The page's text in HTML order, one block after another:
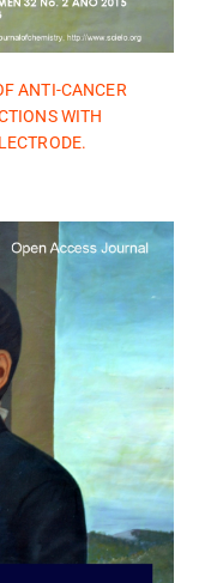
ANTI-CANCER
WITH